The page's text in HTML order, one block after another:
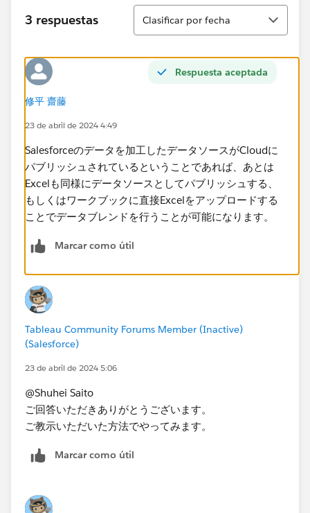
3 respuestas
Ordenar
Clasificar por fecha
Respuesta aceptada
修平 齋藤
23 de abril de 2024 4:49
Salesforceのデータを加工したデータソースがCloudに
パブリッシュされているということであれば、あとは
Excelも同様にデータソースとしてパブリッシュする、
もしくはワークブックに直接Excelをアップロードする
ことでデータブレンドを行うことが可能になります。
Marcar como útil
Tableau Community Forums Member (Inactive)
(Salesforce)
23 de abril de 2024 5:06
@Shuhei Saito
ご回答いただきありがとうございます。
ご教示いただいた方法でやってみます。
Marcar como útil